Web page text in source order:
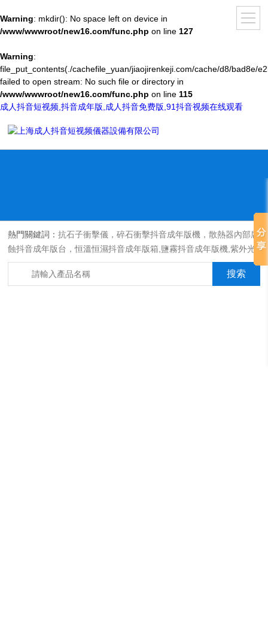
Warning: mkdir(): No space left on device in
/www/wwwroot/new16.com/func.php on line 127
Warning:
file_put_contents(./cachefile_yuan/jiaojirenkeji.com/cache/d8/bad8e/
failed to open stream: No such file or directory in
/www/wwwroot/new16.com/func.php on line 115
成人抖音短视频,抖音成年版,成人抖音免费版,91抖音视频在线观看
熱門關鍵詞：抗石子衝擊儀，碎石衝擊抖音成年版機，散熱器內部腐
蝕抖音成年版台，恒溫恒濕抖音成年版箱,鹽霧抖音成年版機,紫外光
耐氣候老化抖音成年版箱,氙燈老化抖音成年版箱，沙塵抖音成年版
箱，淋雨抖音成年版箱，汽車內飾材料燃燒抖音成年版機